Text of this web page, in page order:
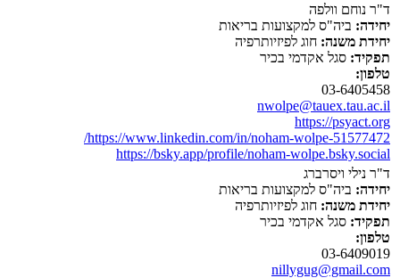
ד"ר נוחם וולפה
יחידה: ביה"ס למקצועות בריאות
יחידת משנה: חוג לפיזיותרפיה
תפקיד: סגל אקדמי בכיר
טלפון:
03-6405458
nwolpe@tauex.tau.ac.il
https://psyact.org
https://www.linkedin.com/in/noham-wolpe-51577472/
https://bsky.app/profile/noham-wolpe.bsky.social
ד"ר נילי ויסרברג
יחידה: ביה"ס למקצועות בריאות
יחידת משנה: חוג לפיזיותרפיה
תפקיד: סגל אקדמי בכיר
טלפון:
03-6409019
nillygug@gmail.com